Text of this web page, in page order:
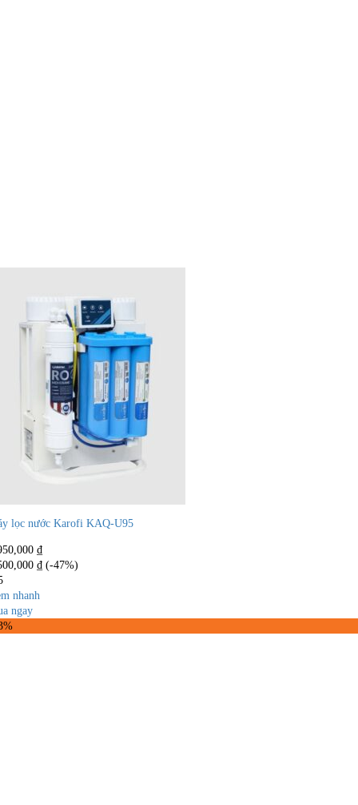
lọc nước Karofi KAQ-U95
₫
₫ (-47%)
nhanh
ngay